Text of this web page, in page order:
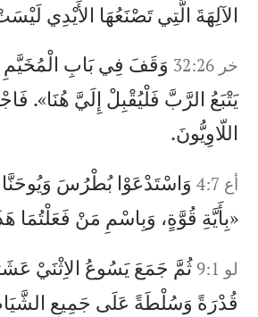
الآلِهَةَ الَّتِي تَصْنَعُهَا الأَيْدِي
خر 32:26
وَقَفَ فِي بَابِ
يَتْبَعُ الرَّبَّ فَلْيُقْبِلْ إِلَيَّ هُنَا».
اللّاوِيُّونَ.
أع 4:7
وَاسْتَدْعَوْا بُطْرُسَ
«بِأَيَّةِ قُوَّةٍ، وَبِاسْمِ مَنْ فَعَلْتُمَا
لو 9:1
ثُمَّ جَمَعَ يَسُوعُ الاِثْنَيْ
قُدْرَةً وَسُلْطَةً عَلَى جَمِيعِ